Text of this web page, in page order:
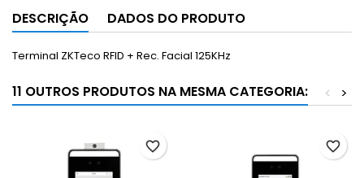
DESCRIÇÃO DADOS DO PRODUTO
Terminal ZKTeco RFID + Rec. Facial 125KHz
11 OUTROS PRODUTOS NA MESMA CATEGORIA: >
<
favorite_border favorite_border